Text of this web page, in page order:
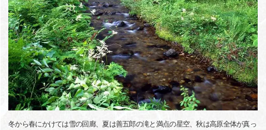
冬から春にかけては雪の回廊、夏は善五郎の滝と満点の星空、秋は高原全体が真っ